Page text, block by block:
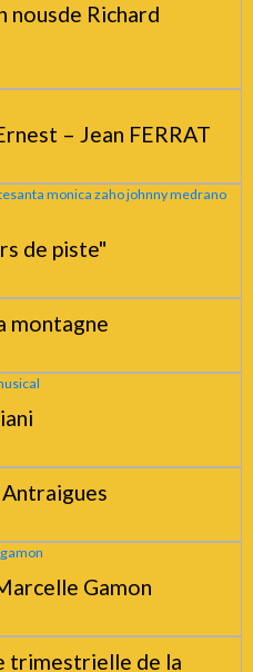
nousde Richard
– Jean FERRAT
de piste"
montagne
Gamon
trimestrielle de la